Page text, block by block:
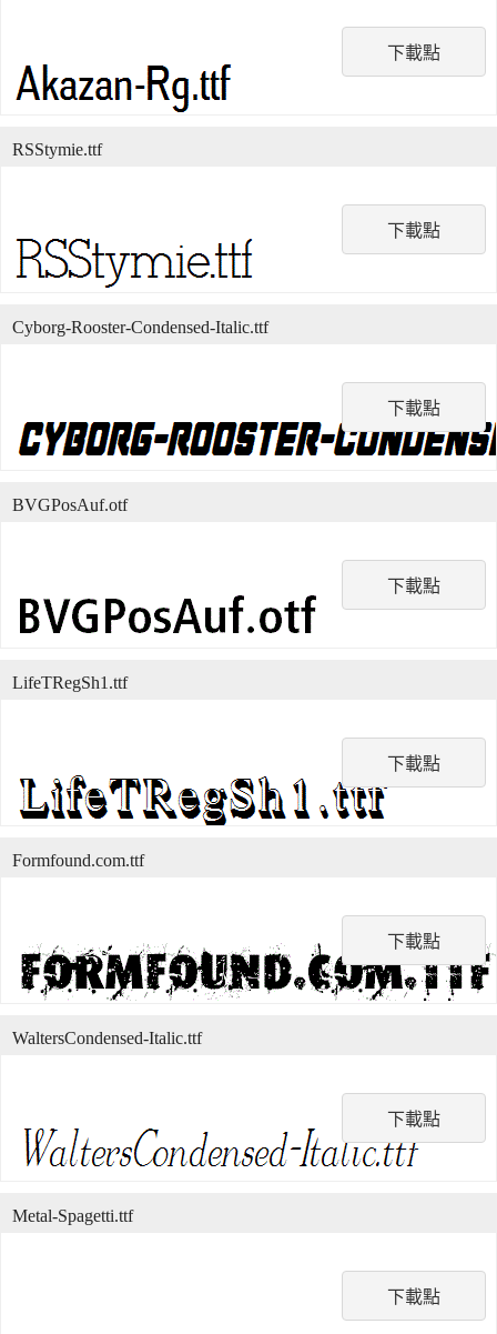
下載點
下載點
RSStymie.ttf
下載點
Cyborg-Rooster-Condensed-Italic.ttf
下載點
BVGPosAuf.otf
下載點
LifeTRegSh1.ttf
下載點
Formfound.com.ttf
下載點
WaltersCondensed-Italic.ttf
下載點
Metal-Spagetti.ttf